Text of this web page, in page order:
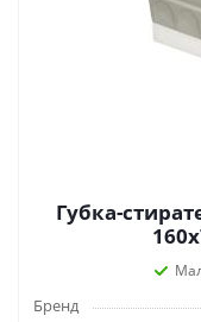
Губка-
Бренд